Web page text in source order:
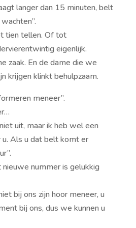
langer dan 15 minuten, belt
tien tellen. Of tot
eigenlijk.
zaak. En de dame die we
krijgen klinkt behulpzaam.
meneer’’.
uit, maar ik heb wel een
u. Als u dat belt komt er
nummer is gelukkig
bij ons zijn hoor meneer, u
bij ons, dus we kunnen u